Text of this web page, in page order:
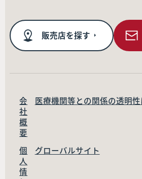
販売店を探す
会
社
概
要
医療機関等との関係の透明
個
人
情
グローバルサイト